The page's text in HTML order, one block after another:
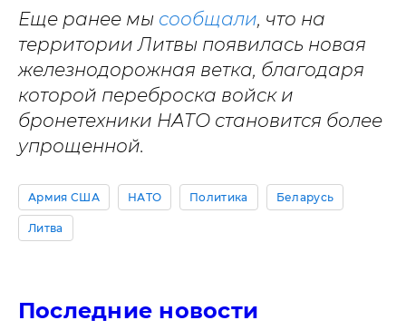
Еще ранее мы сообщали, что на
территории Литвы появилась новая
железнодорожная ветка, благодаря
которой переброска войск и
бронетехники НАТО становится более
упрощенной.
Армия США НАТО Политика Беларусь
Литва
Последние новости